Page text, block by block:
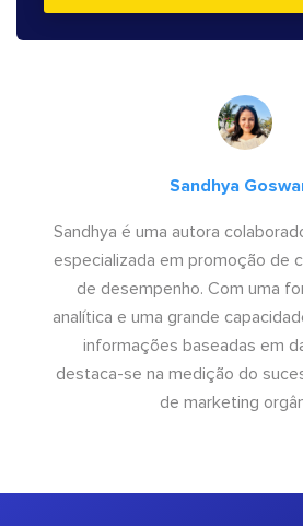
Sandhya
Sandhya é uma autora
especializada em promoção de
de desempenho. Com uma
analítica e uma grande
informações baseadas em
destaca-se na medição do
de marketing